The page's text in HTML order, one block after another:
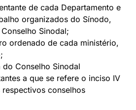
de cada Departamento e
organizados do Sínodo,
Sinodal;
ordenado de cada ministério,
do Conselho Sinodal
a que se refere o inciso IV
conselhos